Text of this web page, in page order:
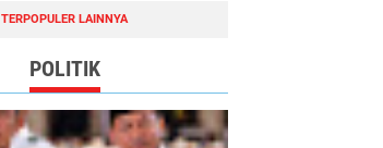
TERPOPULER LAINNYA
POLITIK